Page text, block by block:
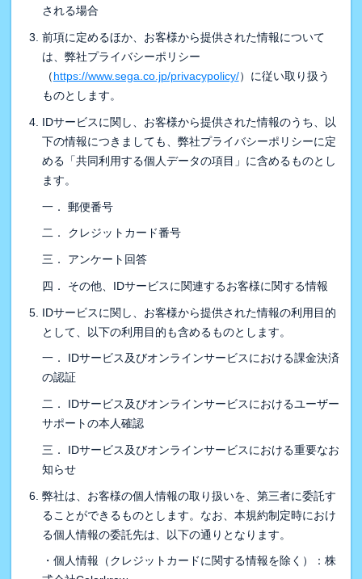
される場合
前項に定めるほか、お客様から提供された情報について
は、弊社プライバシーポリシー
（https://www.sega.co.jp/privacypolicy/）に従い取り扱う
ものとします。
IDサービスに関し、お客様から提供された情報のうち、以
下の情報につきましても、弊社プライバシーポリシーに定
める「共同利用する個人データの項目」に含めるものとし
ます。
一． 郵便番号
二． クレジットカード番号
三． アンケート回答
四． その他、IDサービスに関連するお客様に関する情報
IDサービスに関し、お客様から提供された情報の利用目的
として、以下の利用目的も含めるものとします。
一． IDサービス及びオンラインサービスにおける課金決済
の認証
二． IDサービス及びオンラインサービスにおけるユーザー
サポートの本人確認
三． IDサービス及びオンラインサービスにおける重要なお
知らせ
弊社は、お客様の個人情報の取り扱いを、第三者に委託す
ることができるものとします。なお、本規約制定時におけ
る個人情報の委託先は、以下の通りとなります。
・個人情報（クレジットカードに関する情報を除く）：株